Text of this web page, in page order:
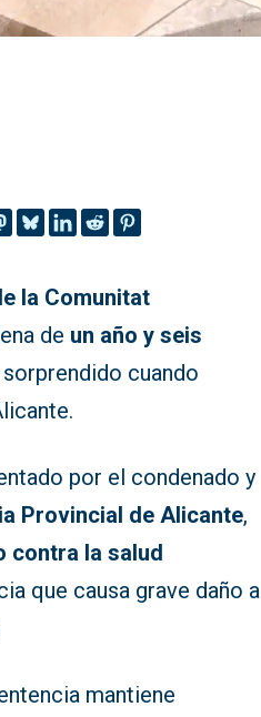
la Comunitat
de un año y seis
cuando
por el condenado y
Provincial de Alicante,
contra la salud
que causa grave daño a
mantiene